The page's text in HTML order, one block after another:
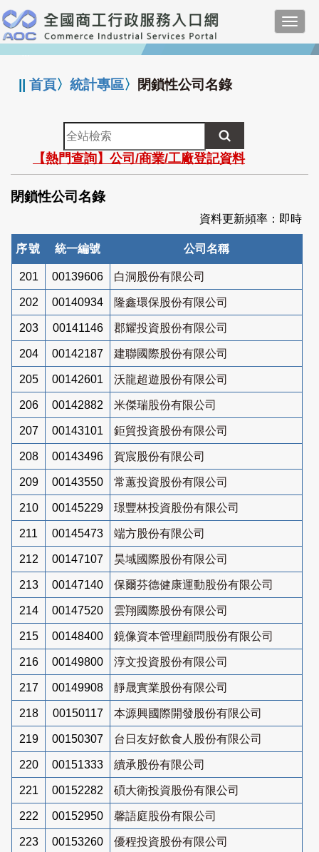
跳
到
主
要
:::
||首頁〉統計專區〉 閉鎖性公司名錄
全
站
檢
索
【熱門查詢】公司/商業/工廠登記資料
閉鎖性公司名錄
資料更新頻率：即時
序號 統一編號 公司名稱
201 00139606 白洞股份有限公司
202 00140934 隆鑫環保股份有限公司
203 00141146 郡耀投資股份有限公司
204 00142187 建聯國際股份有限公司
205 00142601 沃龍超遊股份有限公司
206 00142882 米傑瑞股份有限公司
207 00143101 鉅貿投資股份有限公司
208 00143496 賀宸股份有限公司
209 00143550 常蕙投資股份有限公司
210 00145229 璟豐林投資股份有限公司
211 00145473 端方股份有限公司
212 00147107 昊域國際股份有限公司
213 00147140 保爾芬德健康運動股份有限公司
214 00147520 雲翔國際股份有限公司
215 00148400 鏡像資本管理顧問股份有限公司
216 00149800 淳文投資股份有限公司
217 00149908 靜晟實業股份有限公司
218 00150117 本源興國際開發股份有限公司
219 00150307 台日友好飲食人股份有限公司
220 00151333 續承股份有限公司
221 00152282 碩大衛投資股份有限公司
222 00152950 馨語庭股份有限公司
223 00153260 優程投資股份有限公司